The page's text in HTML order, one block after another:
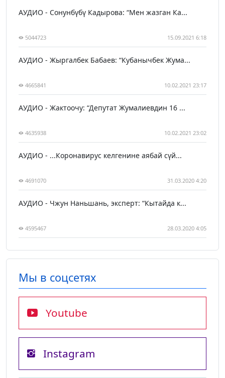
АУДИО - Сонунбүбү Кадырова: “Мен жазган Ка...
5044723 15.09.2021 6:18
АУДИО - Жыргалбек Бабаев: “Кубанычбек Жума...
4665841 10.02.2021 23:17
АУДИО - Жактоочу: “Депутат Жумалиевдин 16 ...
4635938 10.02.2021 23:02
АУДИО - ...Коронавирус келгенине аябай сүй...
4691070 31.03.2020 4:20
АУДИО - Чжун Наньшань, эксперт: “Кытайда к...
4595467 28.03.2020 4:05
Мы в соцсетях
Youtube
Instagram